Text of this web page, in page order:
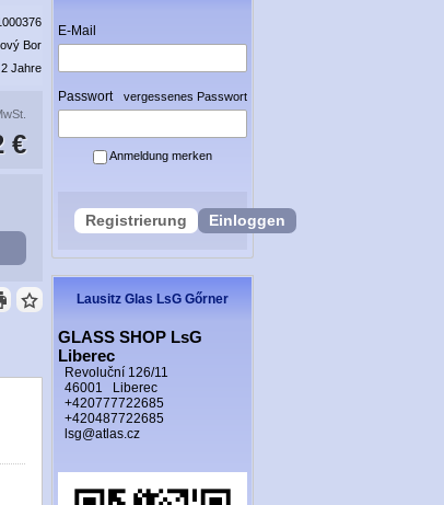
E-Mail
Passwort vergessenes Passwort
Anmeldung merken
Registrierung Einloggen
Lausitz Glas LsG Gőrner
GLASS SHOP LsG
Liberec
Revoluční 126/11
46001 Liberec
+420777722685
+420487722685
lsg@atlas.cz
Bor
2 Jahre
€